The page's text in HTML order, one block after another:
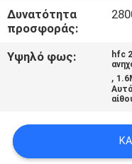
SITEMAP
Δυνατότητα
προσφοράς:
Υψηλό φως:
hfc
,